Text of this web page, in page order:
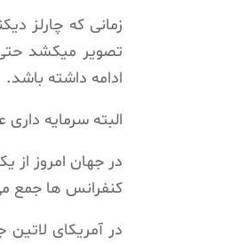
تصویر میکشد
ادامه داشته باشد.
البته سرمایه
در جهان امروز
کنفرانس ها جمع
در آمریکای